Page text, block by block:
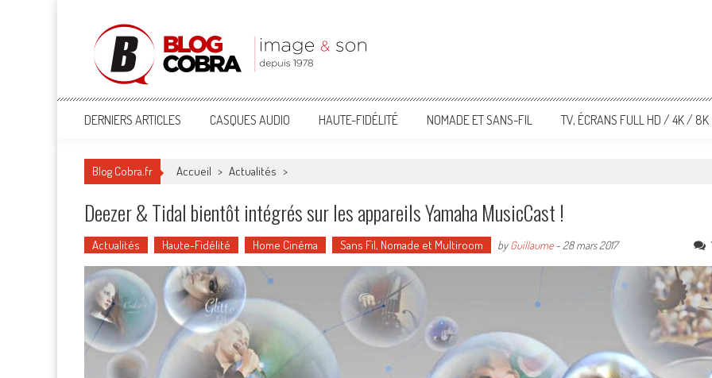
Blog Cobra
Toute l'actu Image & Son !
DERNIERS ARTICLES CASQUES AUDIO HAUTE-FIDÉLITÉ NOMADE ET SANS-FIL TV, ÉCRANS FULL HD / 4K / 8K
Blog Cobra.fr Accueil > Actualités >
Deezer & Tidal bientôt intégrés sur les appareils Yamaha MusicCast !
Actualités Haute-Fidélité Home Cinéma Sans Fil, Nomade et Multiroom byGuillaume- 28 mars 2017